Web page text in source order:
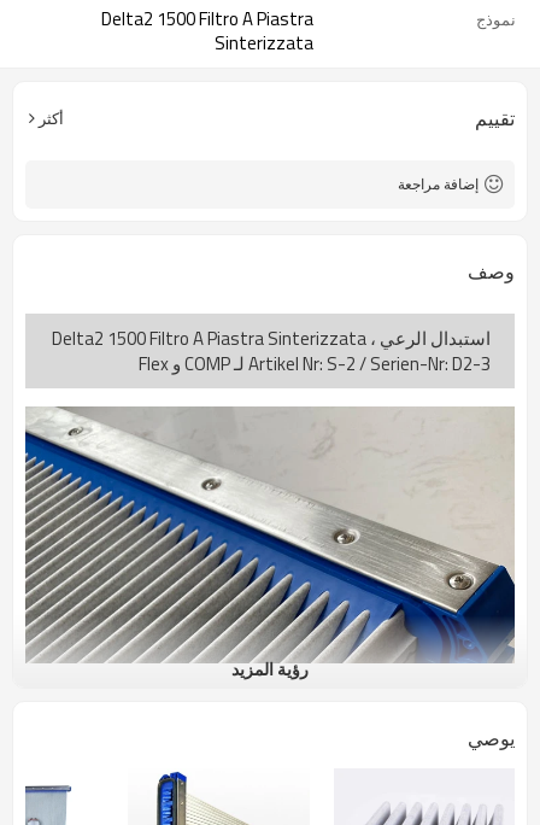
نموذج
Delta2 1500 Filtro A Piastra
Sinterizzata
تقييم أكثر
إضافة مراجعة
وصف
استبدال الرعي Delta2 1500 Filtro A Piastra Sinterizzata ،
Artikel Nr: S-2 / Serien-Nr: D2-3 لـ COMP و Flex
رؤية المزيد
يوصي